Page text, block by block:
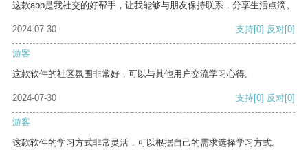
这款app是我社交的好帮手，让我能够与朋友保持联系，分享生活点滴。
2024-07-30 支持[0] 反对[0]
游客
这款软件的社区氛围非常好，可以与其他用户交流学习心得。
2024-07-30 支持[0] 反对[0]
游客
这款软件的学习方式非常灵活，可以根据自己的需求选择学习方式。